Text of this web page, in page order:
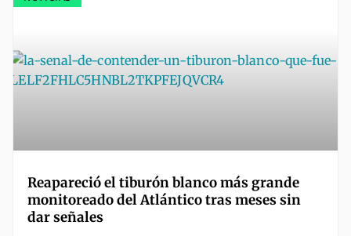
Reapareció el tiburón blanco más grande
monitoreado del Atlántico tras meses sin
dar señales